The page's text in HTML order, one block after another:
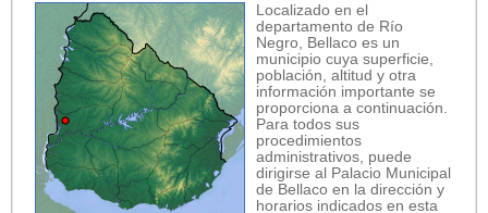
Localizado en el
departamento de Río
Negro, Bellaco es un
municipio cuya superficie,
población, altitud y otra
información importante se
proporciona a continuación.
Para todos sus
procedimientos
administrativos, puede
dirigirse al Palacio Municipal
de Bellaco en la dirección y
horarios indicados en esta